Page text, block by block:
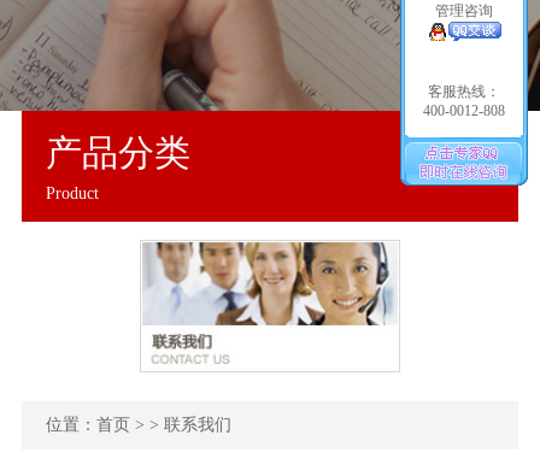
产品分类
Product
位置： 首页> > 联系我们
管理咨询
客服热线：
400-0012-808